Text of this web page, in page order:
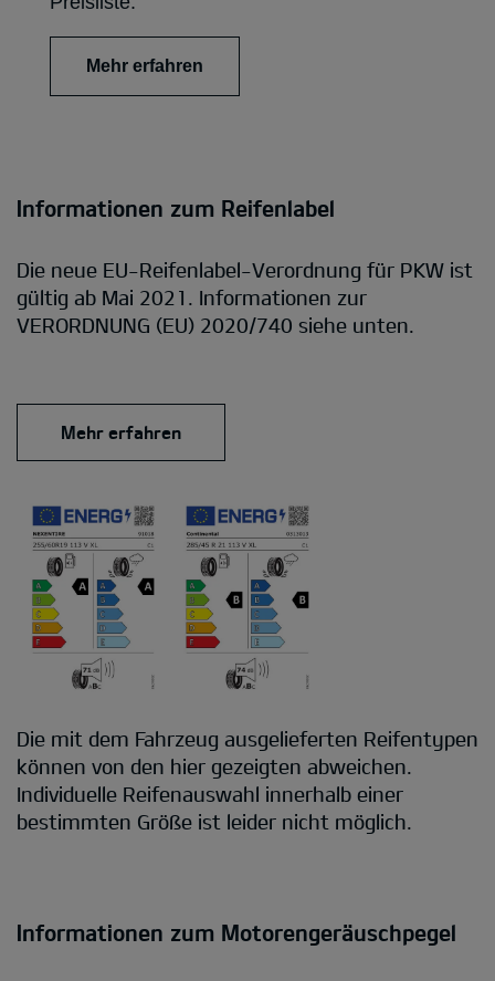
Mehr erfahren
Informationen zum Reifenlabel
Die neue EU-Reifenlabel-Verordnung für PKW ist
gültig ab Mai 2021. Informationen zur
VERORDNUNG (EU) 2020/740 siehe unten.
Mehr erfahren
Die mit dem Fahrzeug ausgelieferten Reifentypen
können von den hier gezeigten abweichen.
Individuelle Reifenauswahl innerhalb einer
bestimmten Größe ist leider nicht möglich.
Informationen zum Motorengeräuschpegel